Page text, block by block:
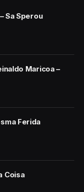
Sa Sperou
Maricoa –
Ferida
Coisa